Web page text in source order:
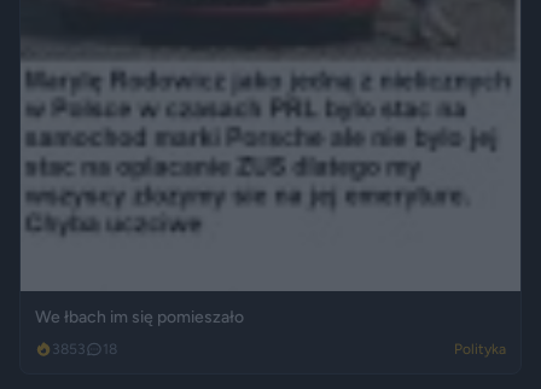
We łbach im się pomieszało
3853 18 Polityka